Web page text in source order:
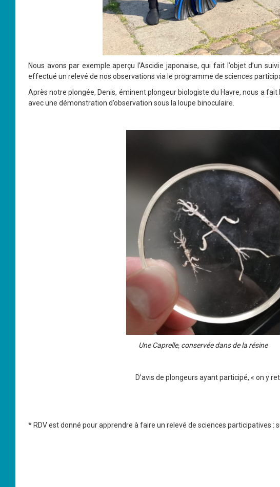
Nous avons par exemple aperçu l’Ascidie japonaise, qui fait l’objet d’un
effectué un relevé de nos observations via le programme de sciences
Après notre plongée, Denis, éminent plongeur biologiste du Havre, nous a
avec une démonstration d’observation sous la loupe binoculaire.
Une Caprelle, conservée dans de la résine
D’avis de plongeurs ayant participé, « on y
* RDV est donné pour apprendre à faire un relevé de sciences participatives :